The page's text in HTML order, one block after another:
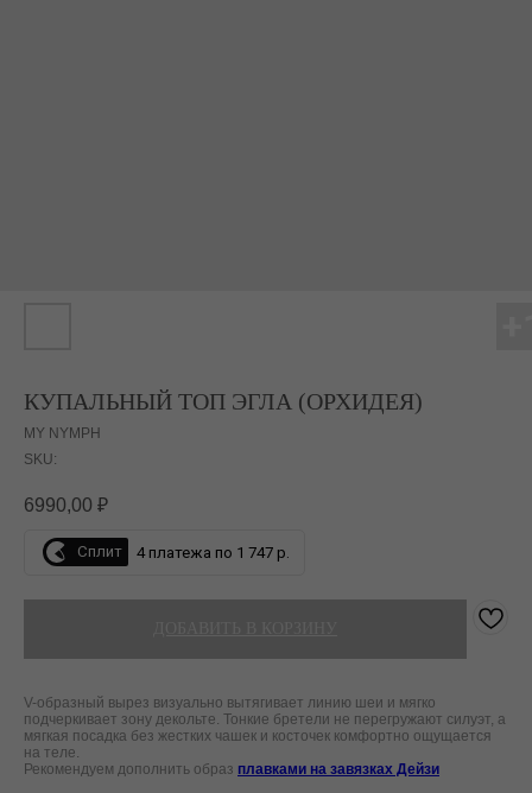
КУПАЛЬНЫЙ ТОП ЭГЛА (ОРХИДЕЯ)
MY NYMPH
SKU:
6990,00 ₽
Сплит 4 платежа по 1 747 р.
V-образный вырез визуально вытягивает линию шеи и мягко
подчеркивает зону декольте. Тонкие бретели не перегружают силуэт, а
мягкая посадка без жестких чашек и косточек комфортно ощущается
на теле.
Рекомендуем дополнить образ плавками на завязках Дейзи